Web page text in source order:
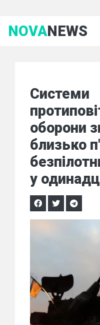
NOVANEWS
Системи
оборони
близько
у